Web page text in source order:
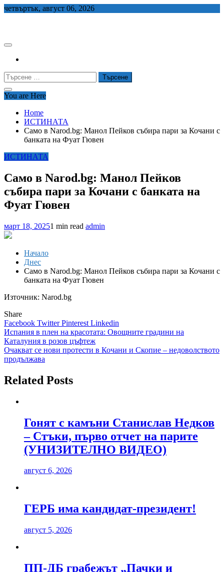
Skip
четвъртък, август 06, 2026
Търсене
за:
You are Here
Home
ИСТИНАТА
Само в Narod.bg: Манол Пейков събира пари за Кочани с
банката на Фуат Гювен
ИСТИНАТА
Само в Narod.bg: Манол Пейков
събира пари за Кочани с банката на
Фуат Гювен
март 18, 20251 min read admin
Начало
Днес
Само в Narod.bg: Манол Пейков събира пари за Кочани с
банката на Фуат Гювен
Източник: Narod.bg
Share
Facebook TwitterPinterest Linkedin
Навигация
Испания в плен на красотата: Овощните градини на
Каталуния в розов цъфтеж
Очакват се нови протести в Кочани и Скопие – недоволството
продължава
Related Posts
Гонят с камъни Станислав Недков
– Стъки, първо отчет на парите
(УНИЗИТЕЛНО ВИДЕО)
август 6, 2026
ГЕРБ има кандидат-президент!
август 5, 2026
ПП-ДБ грабежът „Пачки и